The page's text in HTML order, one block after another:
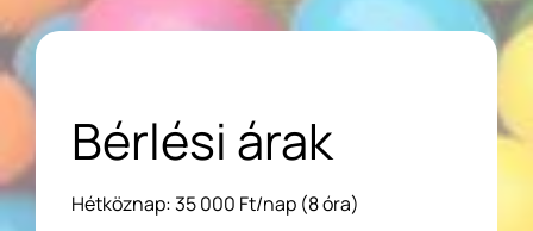
Bérlési árak
Hétköznap: 35 000 Ft/nap (8 óra)